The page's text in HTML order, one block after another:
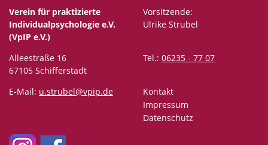
Verein für praktizierte
Individualpsychologie e.V.
(VpIP e.V.)
Vorsitzende:
Ulrike Strubel
Alleestraße 16
67105 Schifferstadt
Tel.: 06235 - 77 07
E-Mail: u.strubel@vpip.de
Kontakt
Impressum
Datenschutz